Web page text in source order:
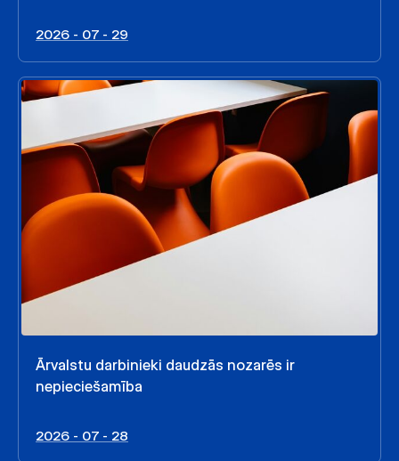
2026 - 07 - 29
Ārvalstu darbinieki daudzās nozarēs ir
nepieciešamība
2026 - 07 - 28